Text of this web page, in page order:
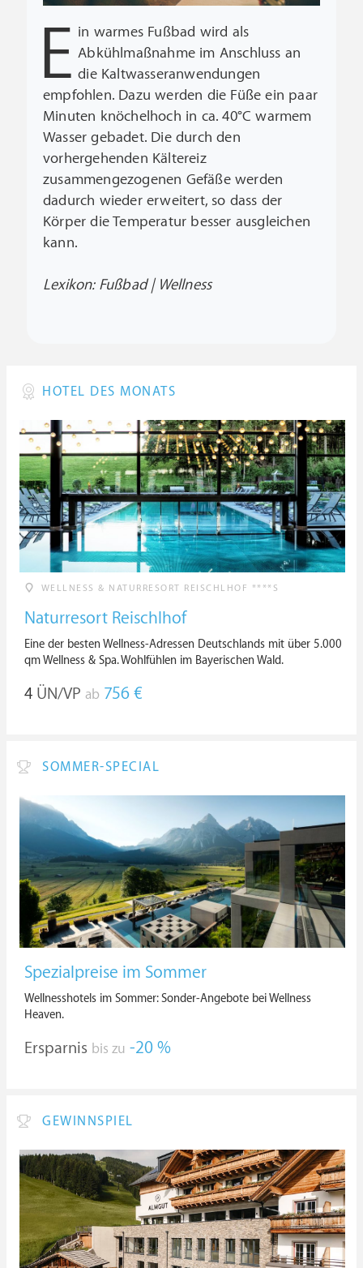
E in warmes Fußbad wird als
Abkühlmaßnahme im Anschluss an
die Kaltwasseranwendungen
empfohlen. Dazu werden die Füße ein paar
Minuten knöchelhoch in ca. 40°C warmem
Wasser gebadet. Die durch den
vorhergehenden Kältereiz
zusammengezogenen Gefäße werden
dadurch wieder erweitert, so dass der
Körper die Temperatur besser ausgleichen
kann.
Lexikon: Fußbad | Wellness
HOTEL DES MONATS
WELLNESS & NATURRESORT REISCHLHOF ****S
Naturresort Reischlhof
Eine der besten Wellness-Adressen Deutschlands mit über 5.000
qm Wellness & Spa. Wohlfühlen im Bayerischen Wald.
4 ÜN/VP ab 756 €
SOMMER-SPECIAL
Spezialpreise im Sommer
Wellnesshotels im Sommer: Sonder-Angebote bei Wellness
Heaven.
Ersparnis bis zu -20 %
GEWINNSPIEL